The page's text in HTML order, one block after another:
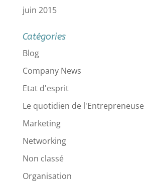
juin 2015
Catégories
Blog
Company News
Etat d'esprit
Le quotidien de l'Entrepreneuse
Marketing
Networking
Non classé
Organisation